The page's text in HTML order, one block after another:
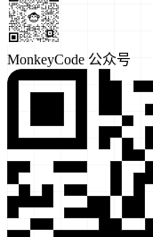
MonkeyCode 公众号